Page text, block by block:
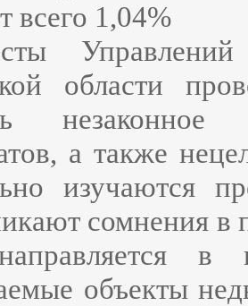
всего 1,04%
области
а также
изучаются
сомнения в
в
объекты